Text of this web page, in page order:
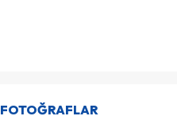
FOTOĞRAFLAR